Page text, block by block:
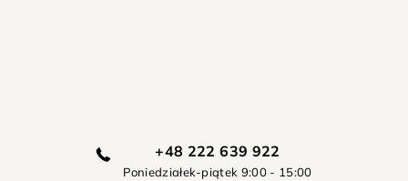
+48 222 639 922
Poniedziałek-piątek 9:00 - 15:00